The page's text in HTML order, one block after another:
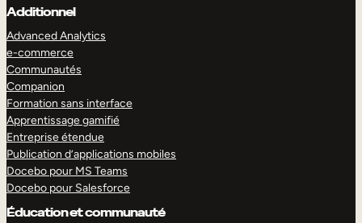
Additionnel
Advanced Analytics
e-commerce
Communautés
Companion
Formation sans interface
Apprentissage gamifié
Entreprise étendue
Publication d’applications mobiles
Docebo pour MS Teams
Docebo pour Salesforce
Éducation et communauté